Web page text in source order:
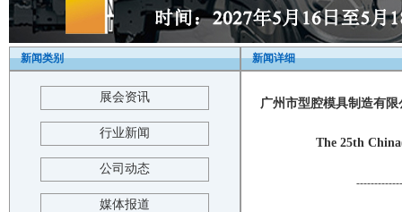
新闻类别
展会资讯
行业新闻
公司动态
媒体报道
新闻详细
广州市型腔模具制造有
The 25th